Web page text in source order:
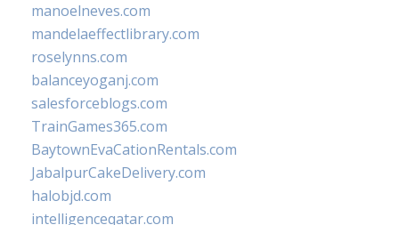
manoelneves.com
mandelaeffectlibrary.com
roselynns.com
balanceyoganj.com
salesforceblogs.com
TrainGames365.com
BaytownEvaCationRentals.com
JabalpurCakeDelivery.com
halobjd.com
intelligenceqatar.com